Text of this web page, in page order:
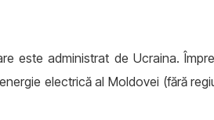
este administrat de Ucraina.
electrică al Moldovei (fără